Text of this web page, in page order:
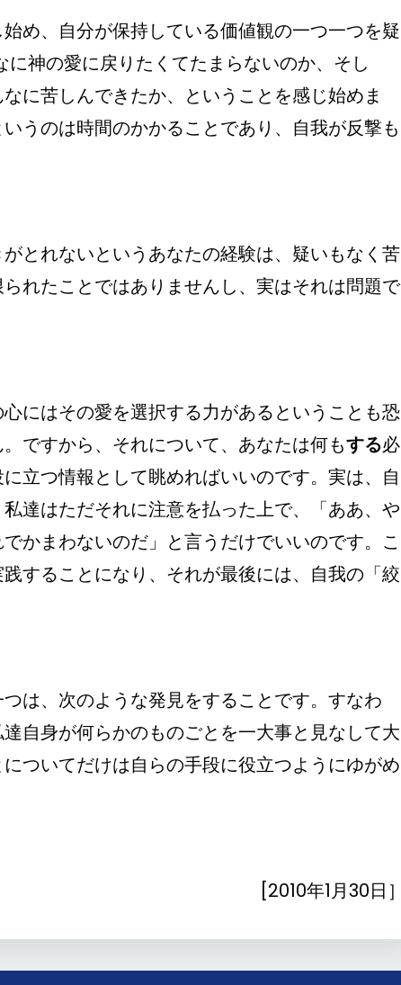
め、自分が保持している価値観の一つ一つを疑
に神の愛に戻りたくてたまらないのか、そし
に苦しんできたか、ということを感じ始めま
うのは時間のかかることであり、自我が反撃も
とれないというあなたの経験は、疑いもなく苦
れたことではありませんし、実はそれは問題で
にはその愛を選択する力があるということも恐
ですから、それについて、あなたは何もする必
立つ情報として眺めればいいのです。実は、自
達はただそれに注意を払った上で、「ああ、や
かまわないのだ」と言うだけでいいのです。こ
することになり、それが最後には、自我の「絞
は、次のような発見をすることです。すなわ
自身が何らかのものごとを一大事と見なして大
ついてだけは自らの手段に役立つようにゆがめ
[2010年1月30日］